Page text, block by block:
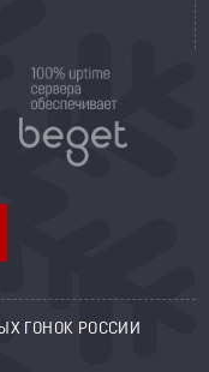
ГОНОК РОССИИ